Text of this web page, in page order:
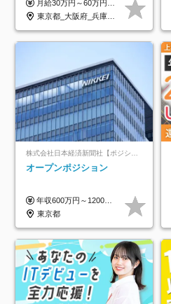
のための半休制度あり
月給30万円～60万円+住宅手当+職能手当+役職手当+決算賞与+報奨金 ※経験・能力を考慮し、優遇します ※給与には20時間分のみなし時間外手当(3万7000円以上)を含みます(超過時間分は別途追加支給) ※試用期間3～6ヵ月あり(その間の給与、待遇に差異なし) ※場合によって契約社員での採用の可能性あり(面接時に応相談)
東京都_大阪府_兵庫県_京都府_福岡県
株式会社日本経済新聞社【ポジションマッチ登録】
オープンポジション
年収600万円～1200万円 ※上記年収は、想定年収です。住居費補助、子手当などの各種手当を含む金額です。 ※経験・能力等を考慮の上、当社規定により決定します。
東京都